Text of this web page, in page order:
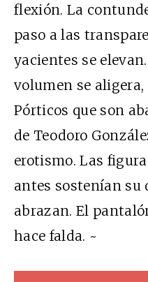
flexión. La
paso a las
yacientes se
volumen se
Pórticos que son
de Teodoro
erotismo. Las
antes sostenían su
abrazan. El
hace falda. ~